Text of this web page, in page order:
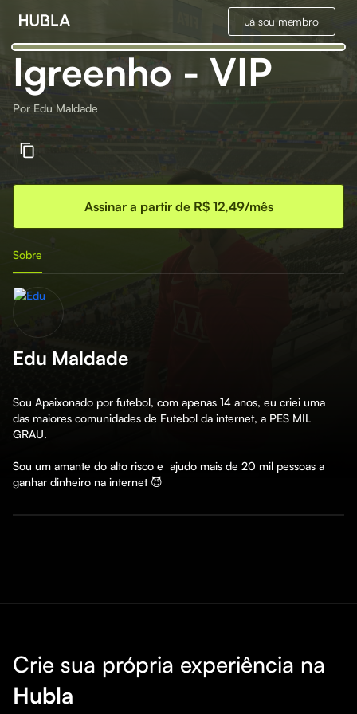
Já sou membro
Igreenho - VIP
Por Edu Maldade
Assinar a partir de R$ 12,49/mês
Sobre
Edu Maldade
Sou Apaixonado por futebol, com apenas 14 anos, eu criei uma
das maiores comunidades de Futebol da internet, a PES MIL
GRAU.
Sou um amante do alto risco e  ajudo mais de 20 mil pessoas a
ganhar dinheiro na internet 😈
Crie sua própria experiência na
Hubla